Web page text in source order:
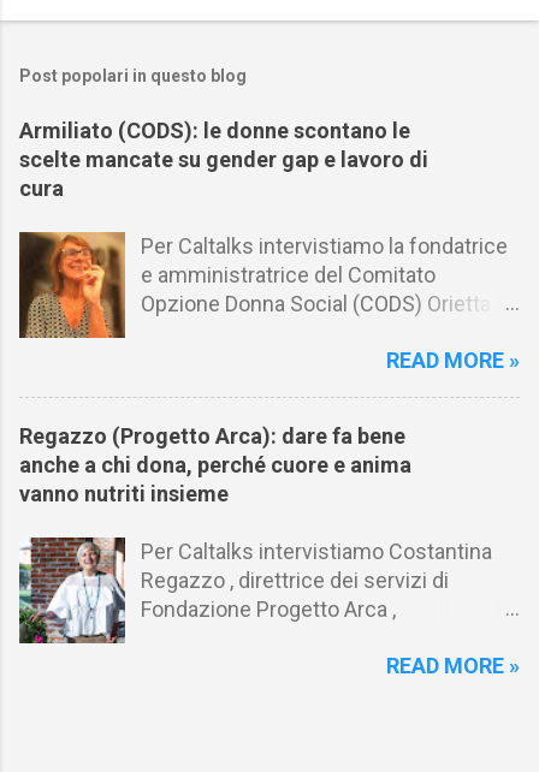
Post popolari in questo blog
Armiliato (CODS): le donne scontano le
scelte mancate su gender gap e lavoro di
cura
Per Caltalks intervistiamo la fondatrice
e amministratrice del Comitato
Opzione Donna Social (CODS) Orietta
mondo del lavoro e al riconoscimento
personalità, innovatori, decision maker
e opinion leader per comprendere i
temi e le scelte che stanno cambiando
analisi e raccogliere idee inerenti ai fatti
e trend che stanno modificando la
società dal punto di vista economico,
politico e istituzionale. Orietta, secondo
READ MORE »
Regazzo (Progetto Arca): dare fa bene
anche a chi dona, perché cuore e anima
vanno nutriti insieme
Per Caltalks intervistiamo Costantina
Regazzo , direttrice dei servizi di
Fondazione Progetto Arca ,
fianco delle persone più fragili. Nelle
READ MORE »